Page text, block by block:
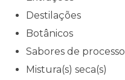
Destilações
Botânicos
Sabores de processo
Mistura(s) seca(s)